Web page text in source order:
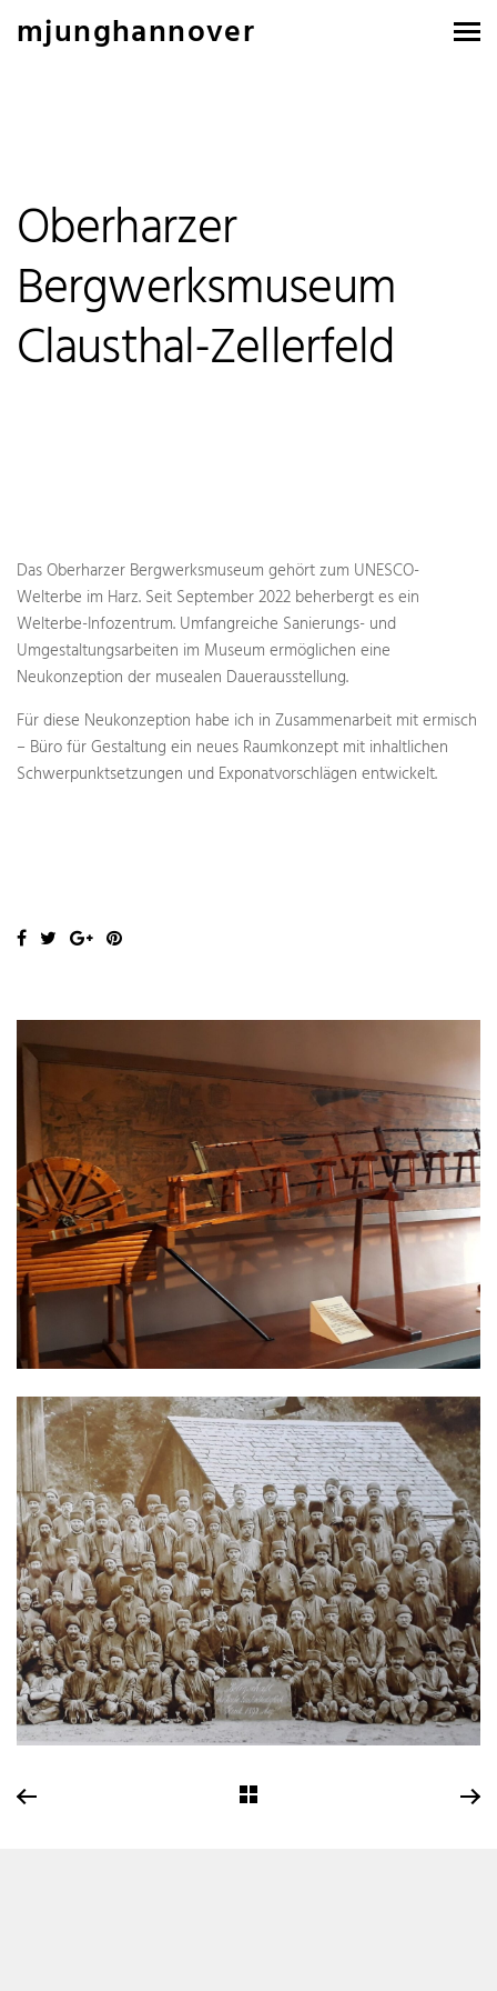
mjunghannover
Oberharzer
Bergwerksmuseum
Clausthal-Zellerfeld
Das Oberharzer Bergwerksmuseum gehört zum UNESCO-
Welterbe im Harz. Seit September 2022 beherbergt es ein
Welterbe-Infozentrum. Umfangreiche Sanierungs- und
Umgestaltungsarbeiten im Museum ermöglichen eine
Neukonzeption der musealen Dauerausstellung.
Für diese Neukonzeption habe ich in Zusammenarbeit mit ermisch
– Büro für Gestaltung ein neues Raumkonzept mit inhaltlichen
Schwerpunktsetzungen und Exponatvorschlägen entwickelt.